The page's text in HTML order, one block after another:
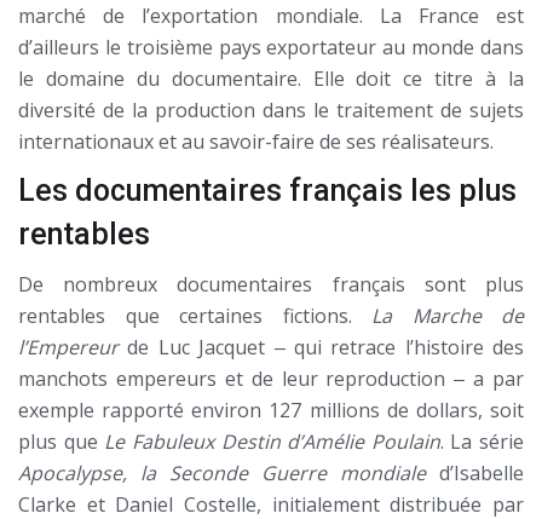
marché de l’exportation mondiale. La France est
d’ailleurs le troisième pays exportateur au monde dans
le domaine du documentaire. Elle doit ce titre à la
diversité de la production dans le traitement de sujets
internationaux et au savoir-faire de ses réalisateurs.
Les documentaires français les plus
rentables
De nombreux documentaires français sont plus
rentables que certaines fictions. La Marche de
l’Empereurde Luc Jacquet ‒ qui retrace l’histoire des
manchots empereurs et de leur reproduction ‒ a par
exemple rapporté environ 127 millions de dollars, soit
plus que Le Fabuleux Destin d’Amélie Poulain. La série
Apocalypse, la Seconde Guerre mondialed’Isabelle
Clarke et Daniel Costelle, initialement distribuée par